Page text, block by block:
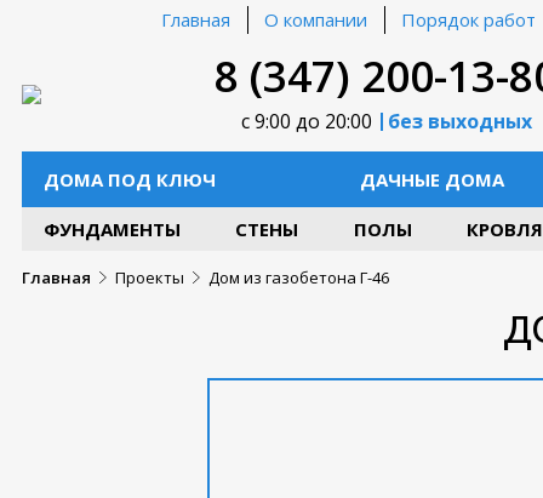
Главная О компании Порядок работ
8 (347) 200-13-
с 9:00 до 20:00 без выходных
ДОМА ПОД КЛЮЧ ДАЧНЫЕ ДОМА
ФУНДАМЕНТЫ СТЕНЫ ПОЛЫ КРОВЛЯ
Главная Проекты Дом из газобетона Г-46